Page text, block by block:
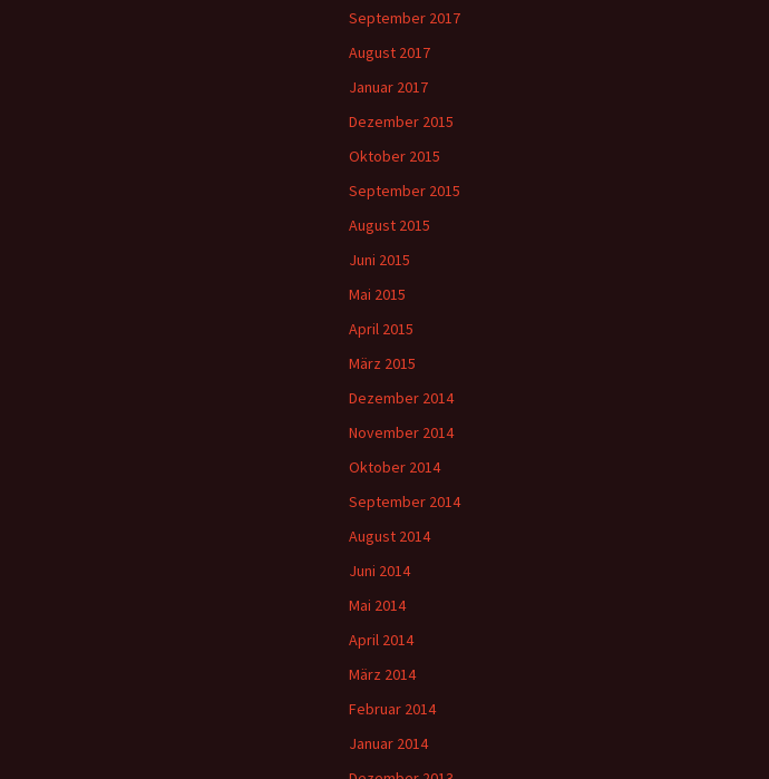
September 2017
August 2017
Januar 2017
Dezember 2015
Oktober 2015
September 2015
August 2015
Juni 2015
Mai 2015
April 2015
März 2015
Dezember 2014
November 2014
Oktober 2014
September 2014
August 2014
Juni 2014
Mai 2014
April 2014
März 2014
Februar 2014
Januar 2014